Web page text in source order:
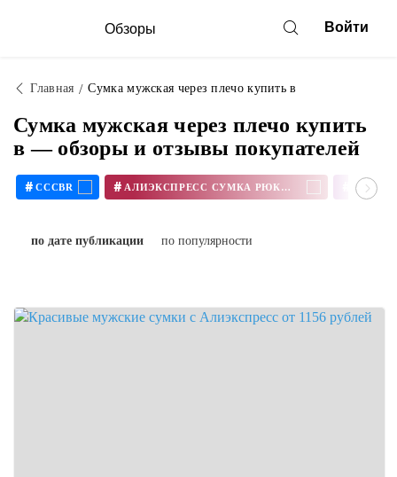
Обзоры Войти
Главная Сумка мужская через плечо купить в
Сумка мужская через плечо купить
в — обзоры и отзывы покупателей
# CCCBR # АЛИЭКСПРЕСС СУМКА РЮКЗАК
по дате публикации по популярности